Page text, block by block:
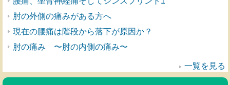
肘の外側の痛みがある方へ
現在の腰痛は階段から落下が原因か？
肘の痛み 〜肘の内側の痛み〜
一覧を見る